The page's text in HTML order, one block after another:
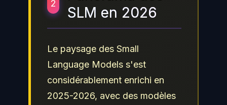
2
SLM en 2026
Le paysage des Small
Language Models s'est
considérablement enrichi en
2025-2026, avec des modèles